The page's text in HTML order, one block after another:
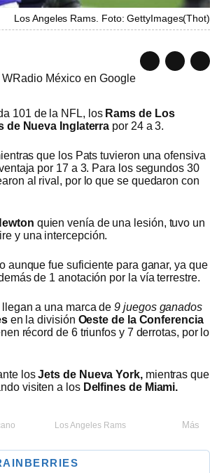
Los Angeles Rams. Foto: GettyImages(Thot)
México en Google
101 de la NFL, los Rams de Los
de Nueva Inglaterra por 24 a 3.
que los Pats tuvieron una ofensiva
por 17 a 3. Para los segundos 30
al rival, por lo que se quedaron con
quien venía de una lesión, tuvo un
y una intercepción.
aunque fue suficiente para ganar, ya que
de 1 anotación por la vía terrestre.
llegan a una marca de9 juegos ganados
en la división Oeste de la Conferencia
récord de 6 triunfos y 7 derrotas, por lo
losJets de Nueva York,mientras que
visiten a los Delfines de Miami.
Más
Los Angeles Rams